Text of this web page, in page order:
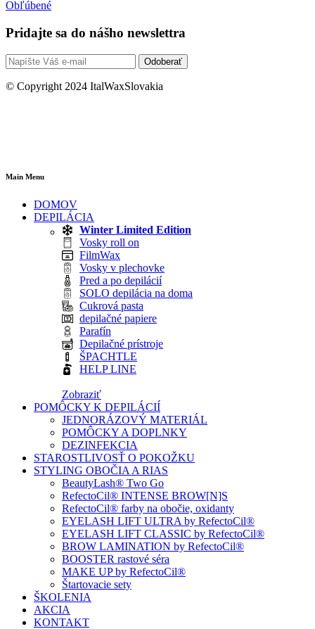
Obľúbené
Pridajte sa do nášho newslettra
Odoberať
© Copyright 2024 ItalWaxSlovakia
Main Menu
DOMOV
DEPILÁCIA
Winter Limited Edition
Vosky roll on
FilmWax
Vosky v plechovke
Pred a po depilácií
SOLO depilácia na doma
Cukrová pasta
depilačné papiere
Parafín
Depilačné prístroje
ŠPACHTLE
HELP LINE
Zobraziť
POMÔCKY K DEPILÁCIÍ
JEDNORÁZOVÝ MATERIÁL
POMÔCKY A DOPLNKY
DEZINFEKCIA
STAROSTLIVOSŤ O POKOŽKU
STYLING OBOČIA A RIAS
BeautyLash® Two Go
RefectoCil® INTENSE BROW[N]S
RefectoCil® farby na obočie, oxidanty
EYELASH LIFT ULTRA by RefectoCil®
EYELASH LIFT CLASSIC by RefectoCil®
BROW LAMINATION by RefectoCil®
BOOSTER rastové séra
MAKE UP by RefectoCil®
Štartovacie sety
ŠKOLENIA
AKCIA
KONTAKT